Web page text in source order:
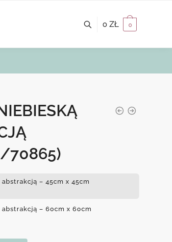
0 ZŁ 0
70865)
– 45cm x 45cm
abstrakcją – 60cm x 60cm